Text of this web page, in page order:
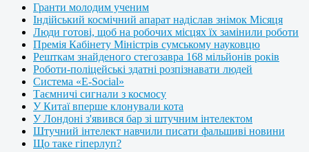
Гранти молодим ученим
Індійський космічний апарат надіслав знімок Місяця
Люди готові, щоб на робочих місцях їх замінили роботи
Премія Кабінету Міністрів сумському науковцю
Решткам знайденого стегозавра 168 мільйонів років
Роботи-поліцейські здатні розпізнавати людей
Система «E-Social»
Таємничі сигнали з космосу
У Китаї вперше клонували кота
У Лондоні з'явився бар зі штучним інтелектом
Штучний інтелект навчили писати фальшиві новини
Що таке гіперлуп?